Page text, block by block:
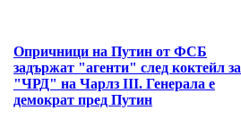
Опричници на Путин от ФСБ
задържат "агенти" след коктейл за
"ЧРД" на Чарлз III. Генерала е
демократ пред Путин